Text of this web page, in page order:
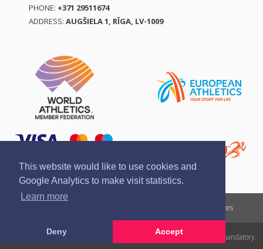
This website would like to use cookies and
Google Analytics to make visit statistics.
Learn more
Deny Accept
PHONE: +371 29511674
ADDRESS: AUGŠIELA 1, RĪGA, LV-1009
Terms of services
All rights reserved. In case of republishing reference to athletics.lv is mandatory.